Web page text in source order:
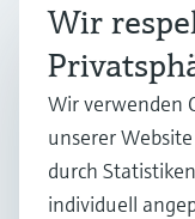
Weitere
Endress+Hauser
Schweiz
+41 61 715 7575
Wir
Wir verwenden
unserer
durch
individuell